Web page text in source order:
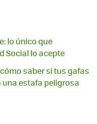
lo único que
Social lo acepte
cómo saber si tus gafas
una estafa peligrosa